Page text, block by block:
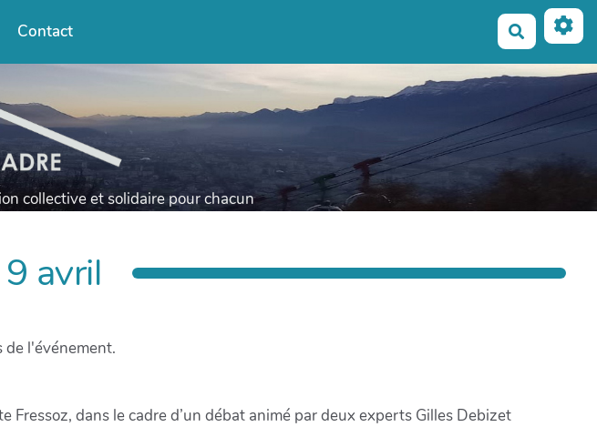
Contact
collective et solidaire pour chacun
avril
de l'événement.
Fressoz, dans le cadre d’un débat animé par deux experts Gilles Debizet